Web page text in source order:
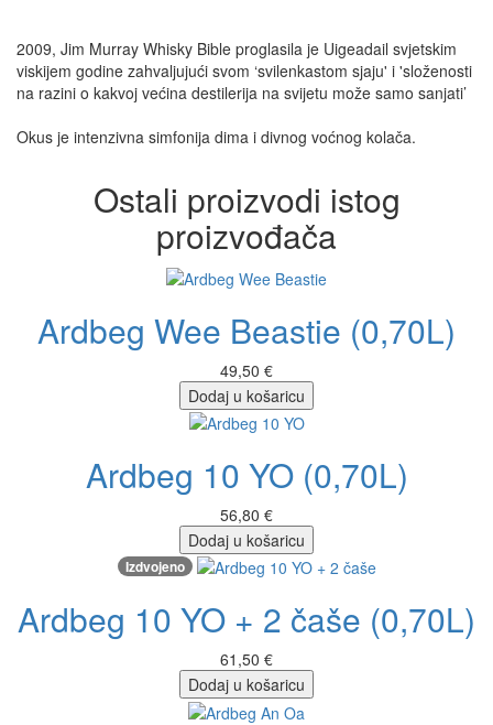
2009, Jim Murray Whisky Bible proglasila je Uigeadail svjetskim
viskijem godine zahvaljujući svom ‘svilenkastom sjaju' i 'složenosti
na razini o kakvoj većina destilerija na svijetu može samo sanjati’
Okus je intenzivna simfonija dima i divnog voćnog kolača.
Ostali proizvodi istog
proizvođača
Ardbeg Wee Beastie (0,70L)
49,50 €
Dodaj u košaricu
Ardbeg 10 YO (0,70L)
56,80 €
Dodaj u košaricu
Izdvojeno
Ardbeg 10 YO + 2 čaše (0,70L)
61,50 €
Dodaj u košaricu